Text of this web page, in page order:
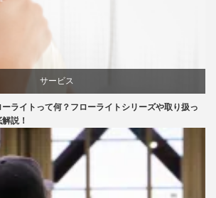
サービス
口コミ
評判
ライトって何？フローライトシリーズや取り扱っ
説！